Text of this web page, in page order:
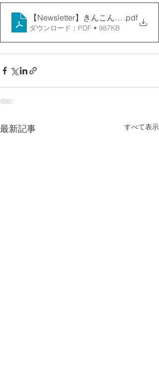
【Newsletter】きんこん館通信・
.pdf
ダウンロード：PDF • 987KB
最新記事 すべて表示